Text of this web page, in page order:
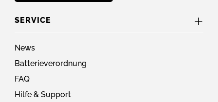
SERVICE
News
Batterieverordnung
FAQ
Hilfe & Support